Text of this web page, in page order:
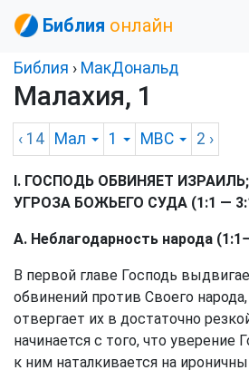
Библия онлайн
Библия › МакДональд
Малахия, 1
‹ 14 Мал 1 MBC 2 ›
I. ГОСПОДЬ ОБВИНЯЕТ
УГРОЗА БОЖЬЕГО СУДА (1:1 —
А. Неблагодарность народа
В первой главе Господь
обвинений против Своего
отвергает их в достаточно
начинается с того, что уверение
к ним наталкивается на